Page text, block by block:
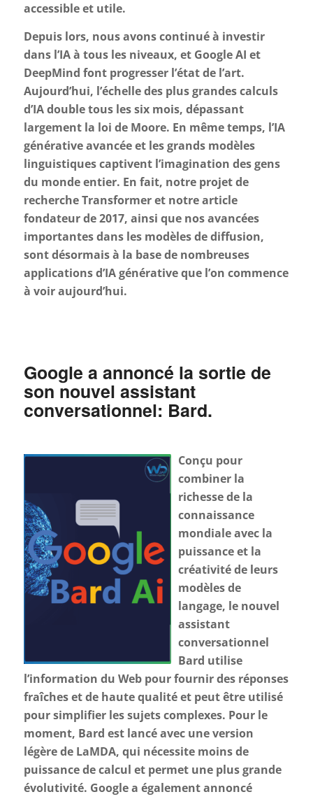
accessible et utile.
Depuis lors, nous avons continué à investir
dans l’IA à tous les niveaux, et Google AI et
DeepMind font progresser l’état de l’art.
Aujourd’hui, l’échelle des plus grandes calculs
d’IA double tous les six mois, dépassant
largement la loi de Moore. En même temps, l’IA
générative avancée et les grands modèles
linguistiques captivent l’imagination des gens
du monde entier. En fait, notre projet de
recherche Transformer et notre article
fondateur de 2017, ainsi que nos avancées
importantes dans les modèles de diffusion,
sont désormais à la base de nombreuses
applications d’IA générative que l’on commence
à voir aujourd’hui.
Google a annoncé la sortie de
son nouvel assistant
conversationnel: Bard.
Conçu pour
combiner la
richesse de la
connaissance
mondiale avec la
puissance et la
créativité de leurs
modèles de
langage, le nouvel
assistant
conversationnel
Bard utilise
l’information du Web pour fournir des réponses
fraîches et de haute qualité et peut être utilisé
pour simplifier les sujets complexes. Pour le
moment, Bard est lancé avec une version
légère de LaMDA, qui nécessite moins de
puissance de calcul et permet une plus grande
évolutivité. Google a également annoncé